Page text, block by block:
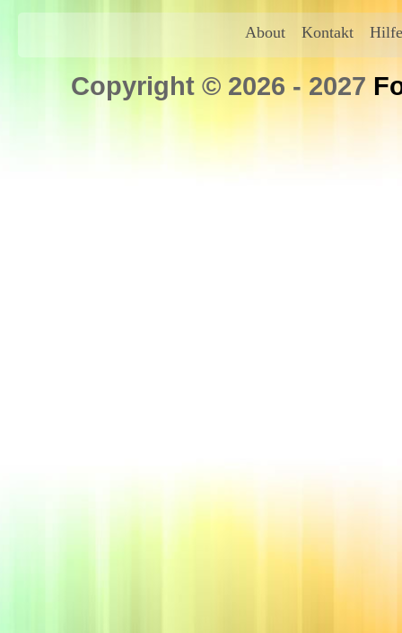
About Kontakt Hilfe
Copyright © 2026 - 2027